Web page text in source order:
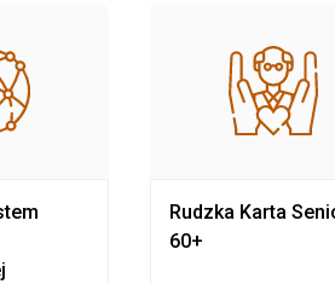
Rudzka Karta
60+